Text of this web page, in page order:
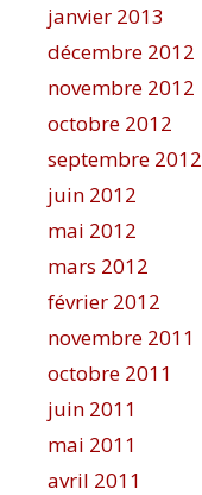
janvier 2013
décembre 2012
novembre 2012
octobre 2012
septembre 2012
juin 2012
mai 2012
mars 2012
février 2012
novembre 2011
octobre 2011
juin 2011
mai 2011
avril 2011